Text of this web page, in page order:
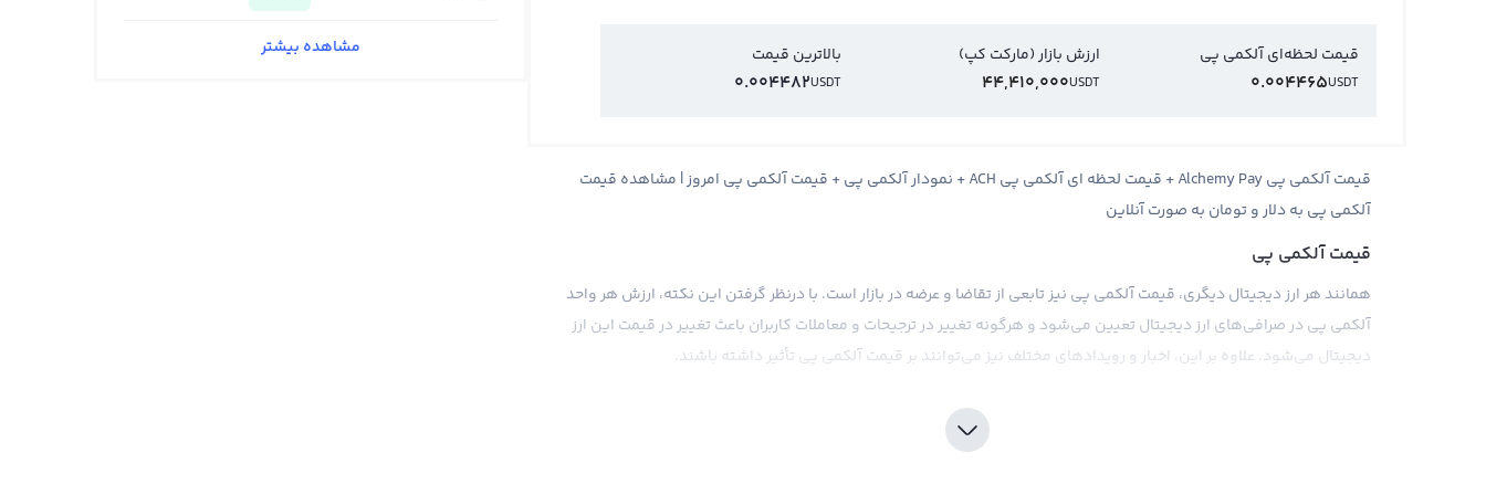
قیمت لحظه‌ای آلکمی پی
USDT
0.004465
ارزش بازار (مارکت کپ)
USDT
44,410,000
بالاترین قیمت
USDT
0.004482
قیمت آلکمی پی Alchemy Pay + قیمت لحظه ای آلکمی پی ACH + نمودار آلکمی پی + قیمت آلکمی پی امروز | مشاهده قیمت
آلکمی پی به دلار و تومان به صورت آنلاین
قیمت آلکمی پی
همانند هر ارز دیجیتال دیگری، قیمت آلکمی پی نیز تابعی از تقاضا و عرضه در بازار است. با درنظر گرفتن این نکته، ارزش هر واحد
آلکمی پی در صرافی‌های ارز دیجیتال تعیین می‌شود و هرگونه تغییر در ترجیحات و معاملات کاربران باعث تغییر در قیمت این ارز
دیجیتال می‌شود. علاوه بر این، اخبار و رویدادهای مختلف نیز می‌توانند بر قیمت آلکمی پی تأثیر داشته باشند.
مقابل پول‌های فیات نیز قیمت آلکمی پی به واحد هایی مانند دلار یا یورو تبدیل می‌شود. در حال حاضر، اغلب صرافی‌های ارز
مشاهده بیشتر